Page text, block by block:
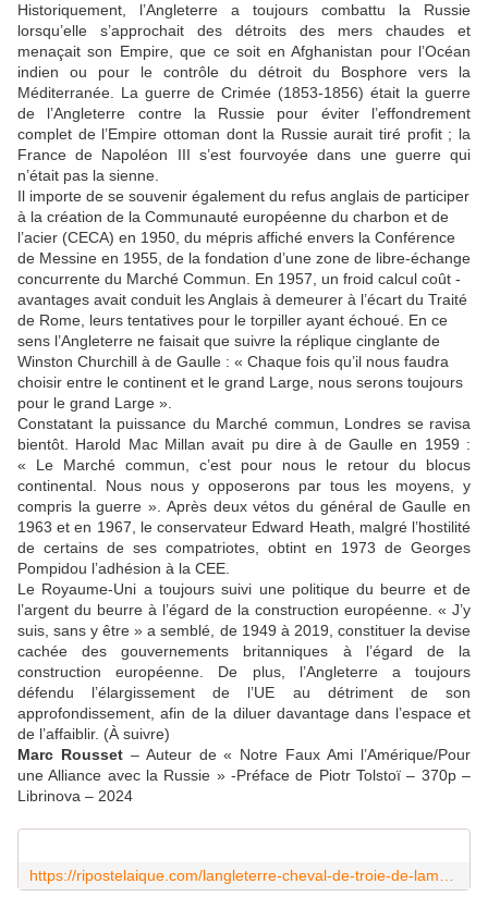
Historiquement, l’Angleterre a toujours combattu la Russie
lorsqu’elle s’approchait des détroits des mers chaudes et
menaçait son Empire, que ce soit en Afghanistan pour l’Océan
indien ou pour le contrôle du détroit du Bosphore vers la
Méditerranée. La guerre de Crimée (1853-1856) était la guerre
de l’Angleterre contre la Russie pour éviter l’effondrement
complet de l’Empire ottoman dont la Russie aurait tiré profit ; la
France de Napoléon III s’est fourvoyée dans une guerre qui
n’était pas la sienne.
Il importe de se souvenir également du refus anglais de participer
à la création de la Communauté européenne du charbon et de
l’acier (CECA) en 1950, du mépris affiché envers la Conférence
de Messine en 1955, de la fondation d’une zone de libre-échange
concurrente du Marché Commun. En 1957, un froid calcul coût -
avantages avait conduit les Anglais à demeurer à l’écart du Traité
de Rome, leurs tentatives pour le torpiller ayant échoué. En ce
sens l’Angleterre ne faisait que suivre la réplique cinglante de
Winston Churchill à de Gaulle : « Chaque fois qu’il nous faudra
choisir entre le continent et le grand Large, nous serons toujours
pour le grand Large ».
Constatant la puissance du Marché commun, Londres se ravisa
bientôt. Harold Mac Millan avait pu dire à de Gaulle en 1959 :
« Le Marché commun, c’est pour nous le retour du blocus
continental. Nous nous y opposerons par tous les moyens, y
compris la guerre ». Après deux vétos du général de Gaulle en
1963 et en 1967, le conservateur Edward Heath, malgré l’hostilité
de certains de ses compatriotes, obtint en 1973 de Georges
Pompidou l’adhésion à la CEE.
Le Royaume-Uni a toujours suivi une politique du beurre et de
l’argent du beurre à l’égard de la construction européenne. « J’y
suis, sans y être » a semblé, de 1949 à 2019, constituer la devise
cachée des gouvernements britanniques à l’égard de la
construction européenne. De plus, l’Angleterre a toujours
défendu l’élargissement de l’UE au détriment de son
approfondissement, afin de la diluer davantage dans l’espace et
de l’affaiblir. (À suivre)
Marc Rousset– Auteur de « Notre Faux Ami l’Amérique/Pour
une Alliance avec la Russie » -Préface de Piotr Tolstoï – 370p –
Librinova – 2024